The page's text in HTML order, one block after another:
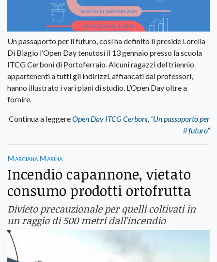
Un passaporto per il futuro, così ha definito il preside Lorella
Di Biagio l’Open Day tenutosi il 13 gennaio presso la scuola
ITCG Cerboni di Portoferraio. Alcuni ragazzi del triennio
appartenenti a tutti gli indirizzi, affiancati dai professori,
hanno illustrato i vari piani di studio. L’Open Day oltre a
fornire.
Continua a leggereOpen Day ITCG Cerboni, “Un passaporto per
il futuro”
Marciana Marina
Incendio capannone, vietato
consumo prodotti ortofrutta
Divieto precauzionale per quelli coltivati in
un raggio di 500 metri dall'incendio